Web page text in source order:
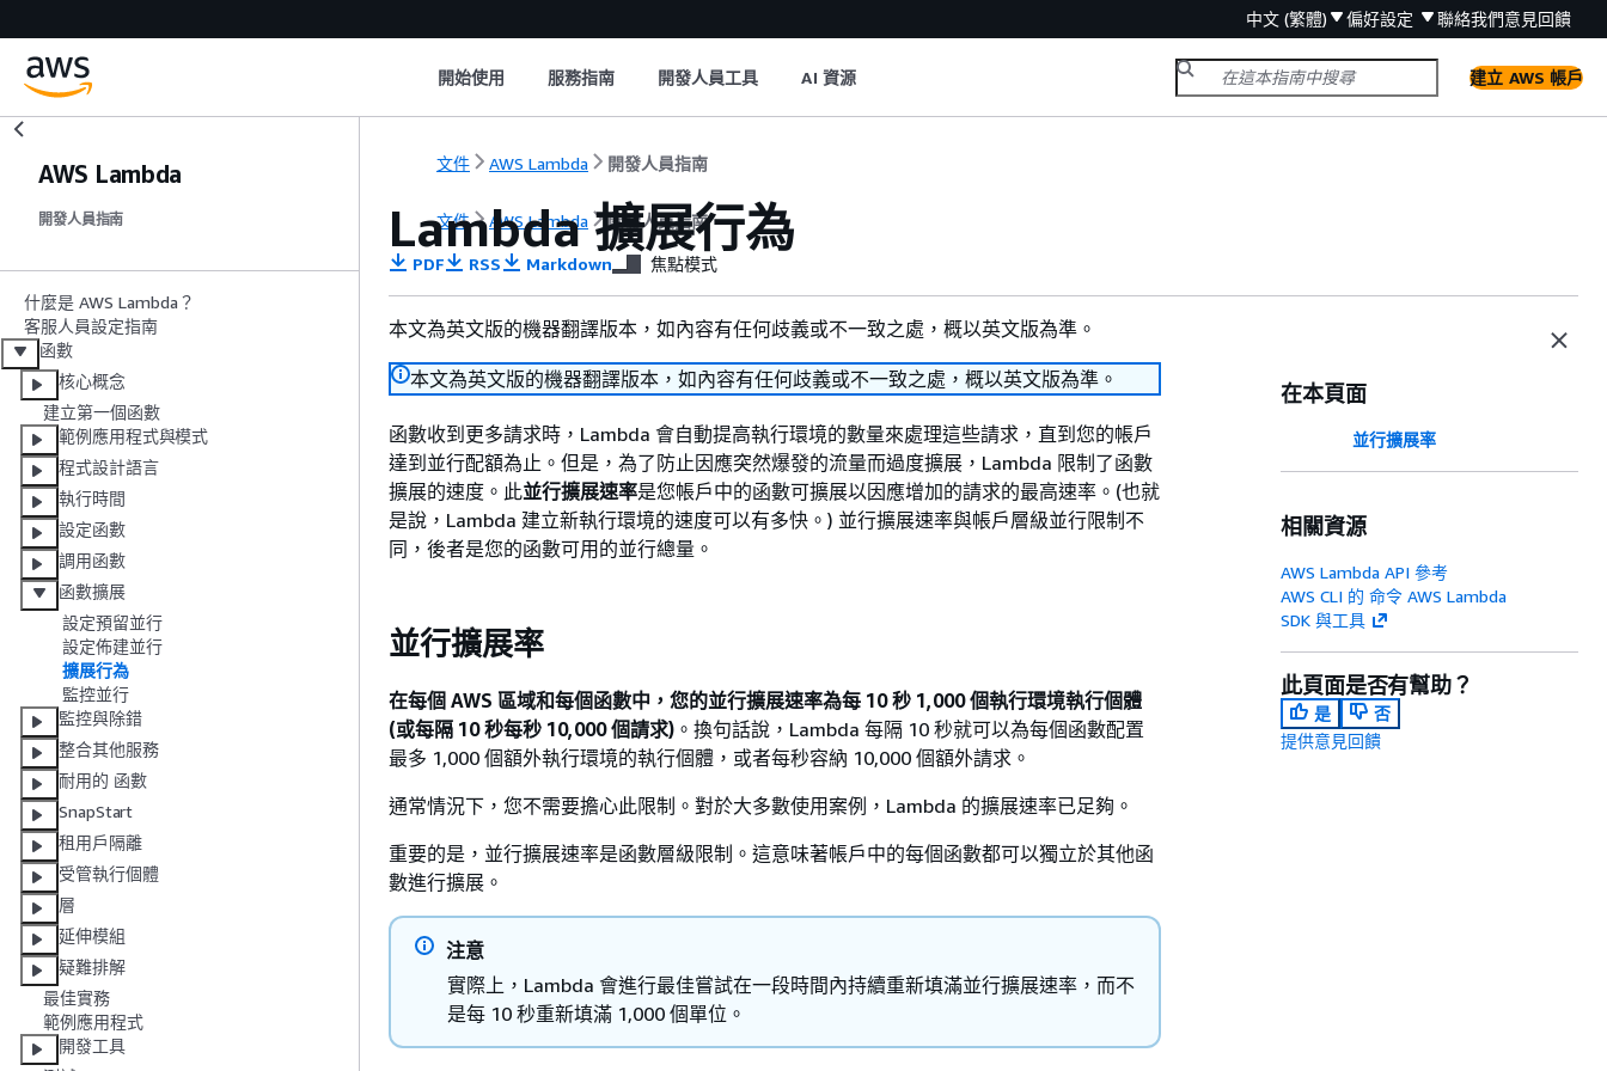
中文 (繁體) 偏好設定 聯絡我們意見回饋
開始使用 服務指南 開發人員工具 AI 資源 建立 AWS 帳戶
AWS Lambda
開發人員指南
什麼是 AWS Lambda？
客服人員設定指南
函數
核心概念
建立第一個函數
範例應用程式與模式
程式設計語言
執行時間
設定函數
調用函數
函數擴展
設定預留並行
設定佈建並行
擴展行為
監控並行
監控與除錯
整合其他服務
耐用的 函數
SnapStart
租用戶隔離
受管執行個體
層
延伸模組
疑難排解
最佳實務
範例應用程式
開發工具
文件 AWS Lambda 開發人員指南
文件 AWS Lambda 開發人員指南
Lambda 擴展行為
PDF RSS Markdown 焦點模式
本文為英文版的機器翻譯版本，如內容有任何歧義或不一致之處，概以英文版為準。
本文為英文版的機器翻譯版本，如內容有任何歧義或不一致之處，概以英文版為準。
函數收到更多請求時，Lambda 會自動提高執行環境的數量來處理這些請求，直到您的帳戶
達到並行配額為止。但是，為了防止因應突然爆發的流量而過度擴展，Lambda 限制了函數
擴展的速度。此並行擴展速率是您帳戶中的函數可擴展以因應增加的請求的最高速率。(也就
是說，Lambda 建立新執行環境的速度可以有多快。) 並行擴展速率與帳戶層級並行限制不
同，後者是您的函數可用的並行總量。
並行擴展率
在每個 AWS 區域和每個函數中，您的並行擴展速率為每 10 秒 1,000 個執行環境執行個體
(或每隔 10 秒每秒 10,000 個請求) 。換句話說，Lambda 每隔 10 秒就可以為每個函數配置
最多 1,000 個額外執行環境的執行個體，或者每秒容納 10,000 個額外請求。
通常情況下，您不需要擔心此限制。對於大多數使用案例，Lambda 的擴展速率已足夠。
重要的是，並行擴展速率是函數層級限制。這意味著帳戶中的每個函數都可以獨立於其他函
數進行擴展。
注意
實際上，Lambda 會進行最佳嘗試在一段時間內持續重新填滿並行擴展速率，而不
是每 10 秒重新填滿 1,000 個單位。
在本頁面
並行擴展率
相關資源
AWS Lambda API 參考
AWS CLI 的 命令 AWS Lambda
SDK 與工具
此頁面是否有幫助？
是
否
提供意見回饋